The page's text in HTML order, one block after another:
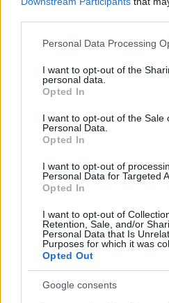
Please note that this website/
not limited to your visit or usage
grant or deny consent to Google
use your data for below
consent section.
Personal Data Processing
I want to opt-out of the
personal data.
Opted In
I want to opt-out of the Sale
Personal Data.
Opted In
I want to opt-out of
Personal Data for Targeted
Opted In
I want to opt-out of
Retention, Sale, and/or
Personal Data that Is
Purposes for which it was
Opted Out
Google consents
autópálya útépítés
csomópont építése